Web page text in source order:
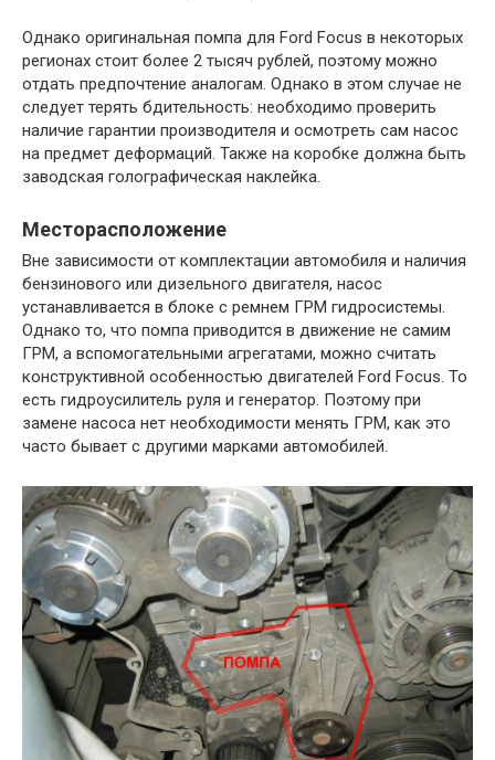
Однако оригинальная помпа для Ford Focus в некоторых
регионах стоит более 2 тысяч рублей, поэтому можно
отдать предпочтение аналогам. Однако в этом случае не
следует терять бдительность: необходимо проверить
наличие гарантии производителя и осмотреть сам насос
на предмет деформаций. Также на коробке должна быть
заводская голографическая наклейка.
Месторасположение
Вне зависимости от комплектации автомобиля и наличия
бензинового или дизельного двигателя, насос
устанавливается в блоке с ремнем ГРМ гидросистемы.
Однако то, что помпа приводится в движение не самим
ГРМ, а вспомогательными агрегатами, можно считать
конструктивной особенностью двигателей Ford Focus. То
есть гидроусилитель руля и генератор. Поэтому при
замене насоса нет необходимости менять ГРМ, как это
часто бывает с другими марками автомобилей.